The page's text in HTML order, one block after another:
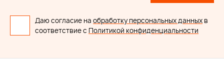
Даю согласие на обработку персональных данных в
соответствие с Политикой конфиденциальности